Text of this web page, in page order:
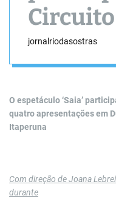
Circuito
jornalriodasostras
O espetáculo ‘Saia’
quatro apresentações em
Itaperuna
Com direção de Joana
durante